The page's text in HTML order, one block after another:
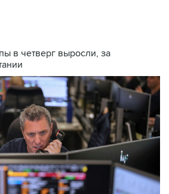
в четверг выросли, за